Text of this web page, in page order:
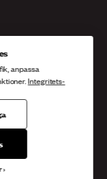
18
anpassa
Integritets-